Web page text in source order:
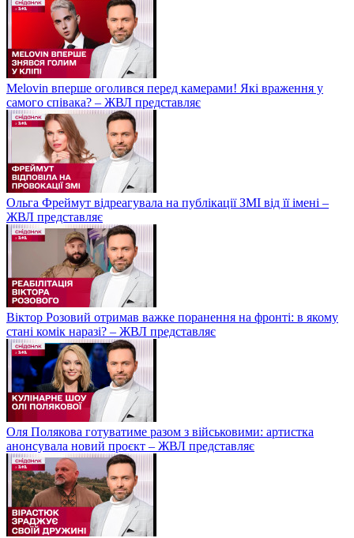
Melovin вперше оголився перед камерами! Які враження у
самого співака? – ЖВЛ представляє
Ольга Фреймут відреагувала на публікації ЗМІ від її імені –
ЖВЛ представляє
Віктор Розовий отримав важке поранення на фронті: в якому
стані комік наразі? – ЖВЛ представляє
Оля Полякова готуватиме разом з військовими: артистка
анонсувала новий проєкт – ЖВЛ представляє